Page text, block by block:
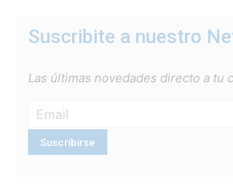
Suscribite a nuestro
Las últimas novedades directo a tu